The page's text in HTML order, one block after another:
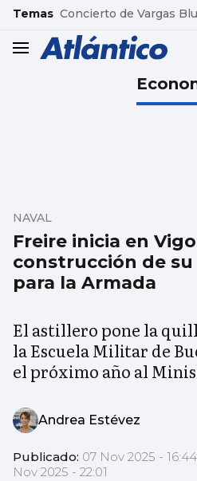
common.go-to-content
Temas Concierto de Vargas
header.menu.open
Freire inicia en
construcción de
para la Armada
NAVAL
El astillero pone la
la Escuela Militar de
el próximo año al
Andrea Estévez
Publicado: 07 Nov 2025 - 16:44
Nov 2025 - 22:01